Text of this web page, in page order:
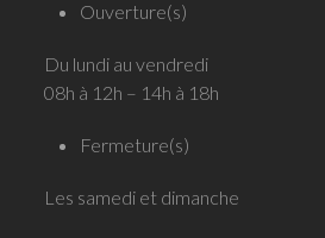
Ouverture(s)
Du lundi au vendredi
08h à 12h – 14h à 18h
Fermeture(s)
Les samedi et dimanche